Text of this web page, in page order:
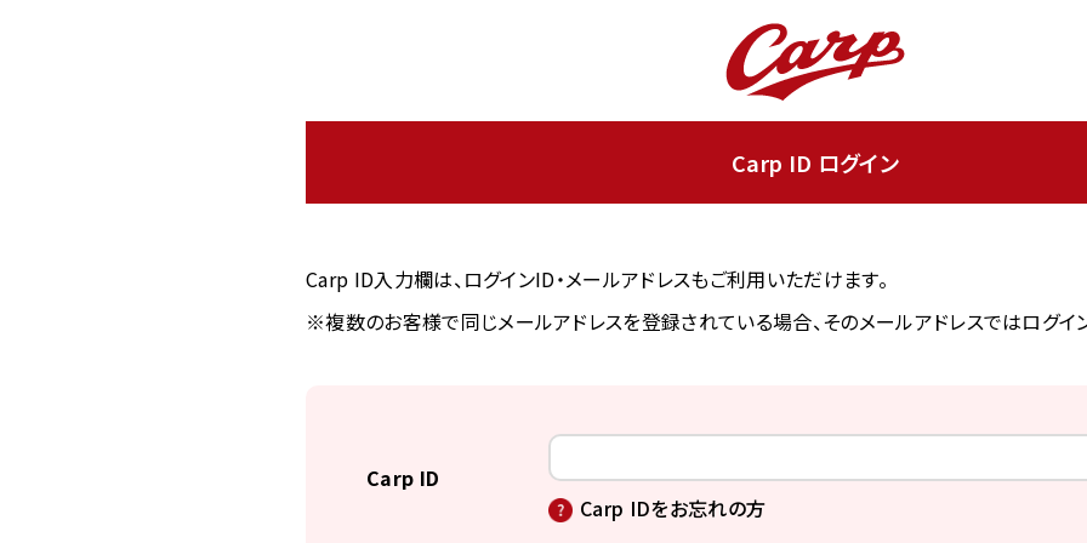
Carp ID ログイン
Carp ID入力欄は、ログインID・メールアドレスもご利用いただけます。
※複数のお客様で同じメールアドレスを登録されている場合、そのメールアドレスではログイ
Carp ID
Carp IDをお忘れの方